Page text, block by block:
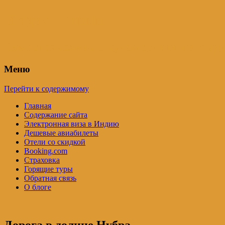
Меню
Перейти к содержимому
Главная
Содержание сайта
Электронная виза в Индию
Дешевые авиабилеты
Отели со скидкой
Booking.com
Страховка
Горящие туры
Обратная связь
О блоге